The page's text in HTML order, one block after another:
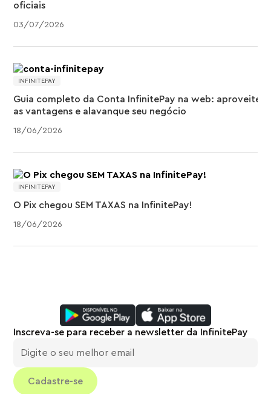
03/07/2026
oficiais
INFINITEPAY
18/06/2026
Guia completo da Conta InfinitePay na web: aproveite
as vantagens e alavanque seu negócio
INFINITEPAY
18/06/2026
O Pix chegou SEM TAXAS na InfinitePay!
Inscreva-se para receber a newsletter da InfinitePay